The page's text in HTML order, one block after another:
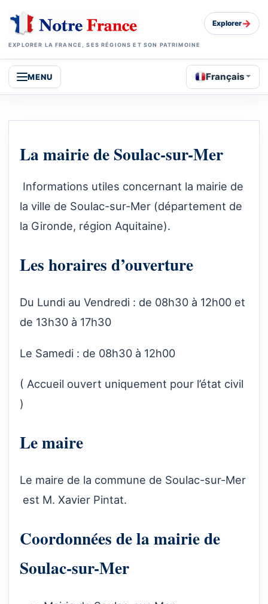
EXPLORER LA FRANCE, SES RÉGIONS ET SON PATRIMOINE
Explorer→
MENU Français
La mairie de Soulac-sur-Mer
Informations utiles concernant la mairie de
la ville de Soulac-sur-Mer (département de
la Gironde, région Aquitaine).
Les horaires d’ouverture
Du Lundi au Vendredi : de 08h30 à 12h00 et
de 13h30 à 17h30
Le Samedi : de 08h30 à 12h00
( Accueil ouvert uniquement pour l’état civil
)
Le maire
Le maire de la commune de Soulac-sur-Mer
est M. Xavier Pintat.
Coordonnées de la mairie de
Soulac-sur-Mer